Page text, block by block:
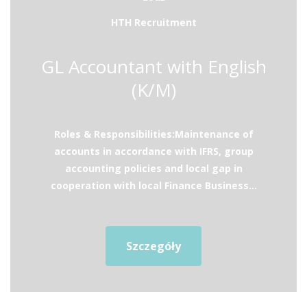
HTH Recruitment
GL Accountant with English
(K/M)
Roles & Responsibilities:Maintenance of
accounts in accordance with IFRS, group
accounting policies and local gap in
cooperation with local Finance Business...
Szczegóły